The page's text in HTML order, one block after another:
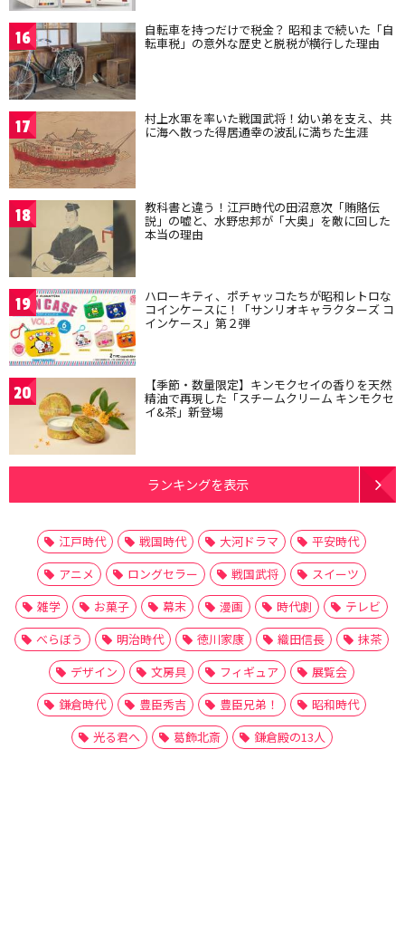
16 自転車を持つだけで税金？ 昭和まで続いた「自
転車税」の意外な歴史と脱税が横行した理由
17 村上水軍を率いた戦国武将！幼い弟を支え、共
に海へ散った得居通幸の波乱に満ちた生涯
18 教科書と違う！江戸時代の田沼意次「賄賂伝
説」の嘘と、水野忠邦が「大奥」を敵に回した
本当の理由
19 ハローキティ、ポチャッコたちが昭和レトロな
コインケースに！「サンリオキャラクターズ コ
インケース」第２弾
20 【季節・数量限定】キンモクセイの香りを天然
精油で再現した「スチームクリーム キンモクセ
イ&茶」新登場
ランキングを表示
江戸時代 戦国時代 大河ドラマ
平安時代
アニメ
ロングセラー 戦国武将
スイーツ
雑学
お菓子 幕末 漫画 時代劇
テレビ
べらぼう
明治時代 徳川家康 織田信長
抹茶
デザイン
文房具 フィギュア
展覧会
鎌倉時代
豊臣秀吉 豊臣兄弟！
昭和時代
光る君へ
葛飾北斎 鎌倉殿の13人